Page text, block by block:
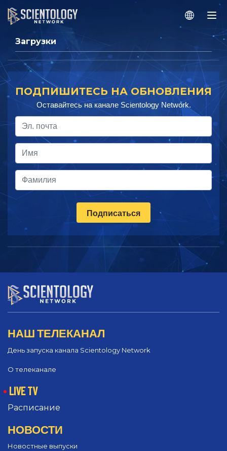
Загрузки
ПОДПИШИТЕСЬ НА ОБНОВЛЕНИЯ
Оставайтесь на канале Scientology Network.
Подписаться
НАШ ТЕЛЕКАНАЛ
День запуска канала Scientology Network
О телеканале
LIVE TV
Расписание
НОВОСТИ
Новостные выпуски